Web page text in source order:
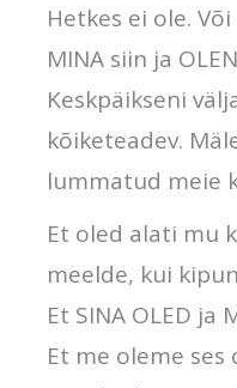
Hetkes ei ole. Või
MINA siin ja
Keskpäikseni
kõiketeadev.
lummatud meie
Et oled alati mu
meelde, kui
Et SINA OLED ja
Et me oleme ses